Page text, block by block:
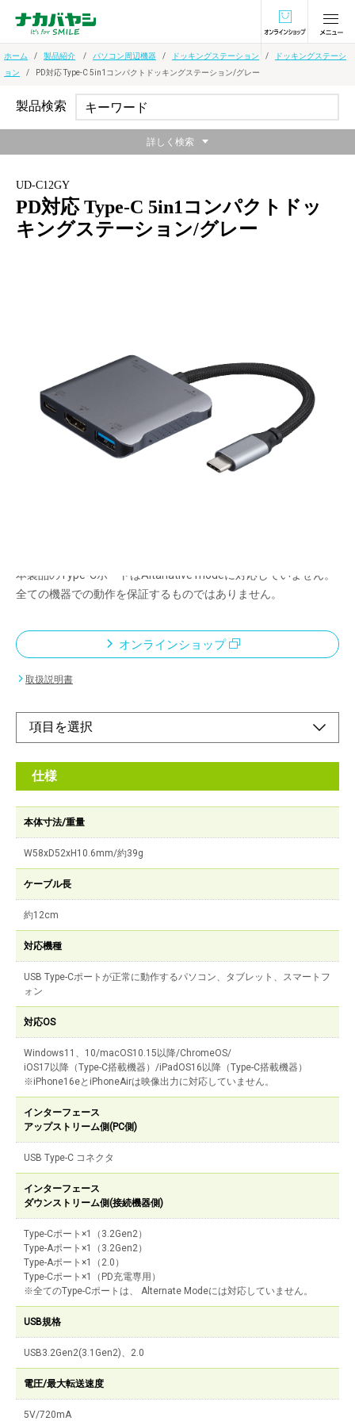
オンラインショ
ホーム 製品紹介 パソコン周辺機器 ドッキングステーション
ドッキングステーシ
ョン
PD対応 Type-C 5in1コンパクトドッキングステーション/グレー
UD-C12GY
PD対応 Type-C 5in1コンパクトドッ
キングステーション/グレー
5つの機能が、1つにまとまる
パワーデリバリー 140W対応
メーカー希望小売価格：
+ 税
本製品のType-CポートはAltanative modeに対応していません。
全ての機器での動作を保証するものではありません。
オンラインショップ
取扱説明書
仕様
本体寸法/重量
W58xD52xH10.6mm/約39g
ケーブル長
約12cm
対応機種
USB Type-Cポートが正常に動作するパソコン、タブレット、スマートフ
ォン
対応OS
Windows11、10/macOS10.15以降/ChromeOS/
iOS17以降（Type-C搭載機器）/iPadOS16以降（Type-C搭載機器）
※iPhone16eとiPhoneAirは映像出力に対応していません。
インターフェース
アップストリーム側(PC側)
USB Type-C コネクタ
インターフェース
ダウンストリーム側(接続機器側)
Type-Cポート×1（3.2Gen2）
Type-Aポート×1（3.2Gen2）
Type-Aポート×1（2.0）
Type-Cポート×1（PD充電専用）
※全てのType-Cポートは、 Alternate Modeには対応していません。
USB規格
USB3.2Gen2(3.1Gen2)、2.0
電圧/最大転送速度
5V/720mA
製品検索
詳しく検索